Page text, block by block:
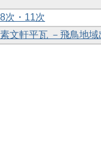
次・11次
文軒平瓦 －飛鳥地